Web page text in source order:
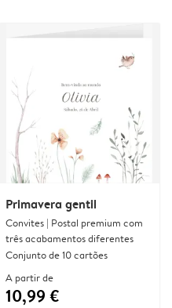
Primavera gentil
Convites | Postal premium com
três acabamentos diferentes
Conjunto de 10 cartões
A partir de
10,99 €